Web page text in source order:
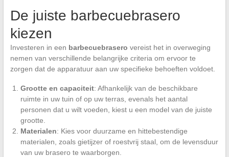
De juiste barbecuebrasero
kiezen
Investeren in een barbecuebrasero vereist het in overweging
nemen van verschillende belangrijke criteria om ervoor te
zorgen dat de apparatuur aan uw specifieke behoeften voldoet.
Grootte en capaciteit: Afhankelijk van de beschikbare
ruimte in uw tuin of op uw terras, evenals het aantal
personen dat u wilt voeden, kiest u een model van de juiste
grootte.
Materialen: Kies voor duurzame en hittebestendige
materialen, zoals gietijzer of roestvrij staal, om de levensduur
van uw brasero te waarborgen.